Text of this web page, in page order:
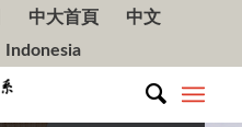
中大首頁
中文
Indonesia